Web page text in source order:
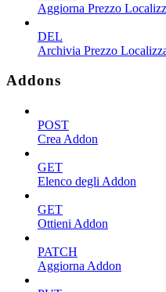
Aggiorna Prezzo
DEL
Archivia Prezzo
Addons
POST
Crea Addon
GET
Elenco degli Addon
GET
Ottieni Addon
PATCH
Aggiorna Addon